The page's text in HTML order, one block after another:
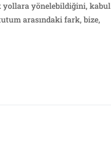
yollara yönelebildiğini, kabul
arasındaki fark, bize,